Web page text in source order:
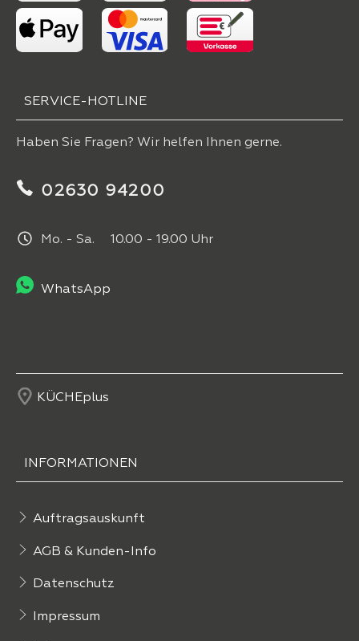
SERVICE-HOTLINE
Haben Sie Fragen? Wir helfen Ihnen gerne.
02630 94200
Mo. - Sa. 10.00 - 19.00 Uhr
WhatsApp
KÜCHEplus
INFORMATIONEN
Auftragsauskunft
AGB & Kunden-Info
Datenschutz
Impressum